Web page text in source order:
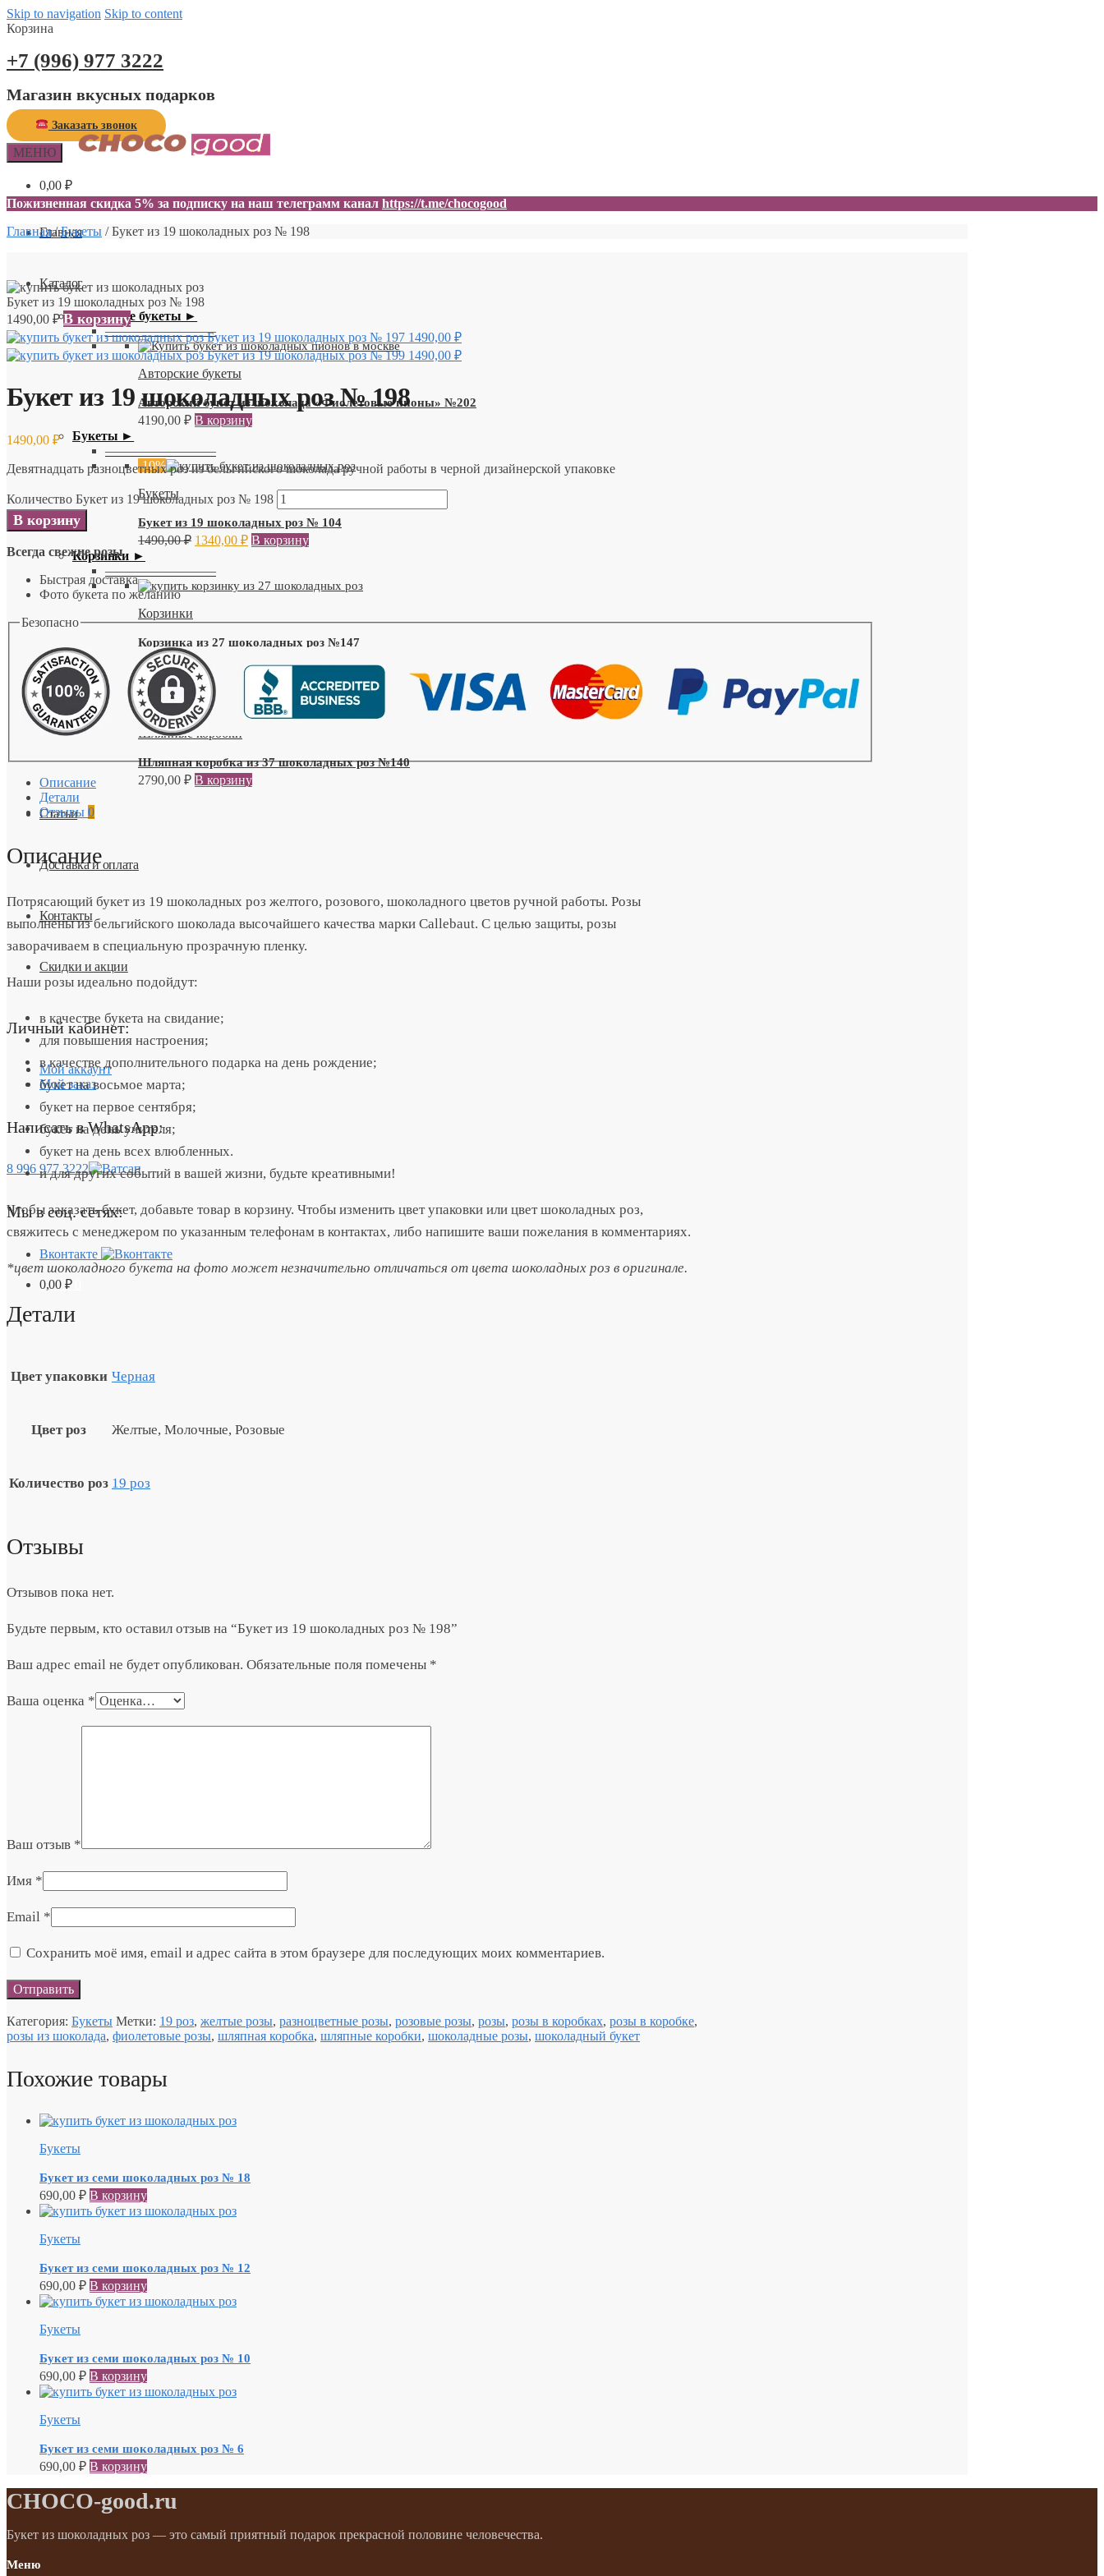
Skip to navigation Skip to content
Корзина
+7 (996) 977 3222
Магазин вкусных подарков
Заказать звонок
МЕНЮ
0,00 ₽
Главная
Каталог
Авторские букеты ►
—————————
Авторские букеты
Авторский букет из шоколада «Фиолетовые пионы» №202
4190,00 ₽ В корзину
Букеты ►
—————————
-10%
Букеты
Букет из 19 шоколадных роз № 104
1490,00₽ 1340,00 ₽ В корзину
Корзинки ►
—————————
Корзинки
Корзинка из 27 шоколадных роз №147
2190,00₽ В корзину
Шляпные коробки ►
—————————
Шляпные коробки
Шляпная коробка из 37 шоколадных роз №140
2790,00 ₽ В корзину
Статьи
Доставка и оплата
Контакты
Скидки и акции
Личный кабинет:
Мой аккаунт
Мой заказ
Написать в WhatsApp:
8 996 977 3222
Мы в соц. сетях:
Вконтакте
0,00 ₽
Пожизненная скидка 5% за подписку на наш телеграмм канал https://t.me/chocogood
Главная/Букеты /Букет из 19 шоколадных роз № 198
Букет из 19 шоколадных роз № 198
1490,00 ₽ В корзину
Букет из 19 шоколадных роз № 197 1490,00 ₽
Букет из 19 шоколадных роз № 199 1490,00 ₽
Букет из 19 шоколадных роз № 198
1490,00 ₽
Девятнадцать разноцветных роз из бельгийского шоколада ручной работы в черной дизайнерской упаковке
Количество Букет из 19 шоколадных роз № 198
В корзину
Всегда свежие розы
Быстрая доставка
Фото букета по желанию
Безопасно
Описание
Детали
Отзывы 0
Описание
Потрясающий букет из 19 шоколадных роз желтого, розового, шоколадного цветов ручной работы. Розы
выполнены из бельгийского шоколада высочайшего качества марки Callebaut. С целью защиты, розы
заворачиваем в специальную прозрачную пленку.
Наши розы идеально подойдут:
в качестве букета на свидание;
для повышения настроения;
в качестве дополнительного подарка на день рождение;
букет на восьмое марта;
букет на первое сентября;
букет на день учителя;
букет на день всех влюбленных.
и для других событий в вашей жизни, будьте креативными!
Чтобы заказать букет, добавьте товар в корзину. Чтобы изменить цвет упаковки или цвет шоколадных роз,
свяжитесь с менеджером по указанным телефонам в контактах, либо напишите ваши пожелания в комментариях.
*цвет шоколадного букета на фото может незначительно отличаться от цвета шоколадных роз в оригинале.
Детали
Цвет упаковки Черная
Цвет роз Желтые, Молочные, Розовые
Количество роз 19 роз
Отзывы
Отзывов пока нет.
Будьте первым, кто оставил отзыв на “Букет из 19 шоколадных роз № 198”
Ваш адрес email не будет опубликован. Обязательные поля помечены *
Ваша оценка *
Ваш отзыв *
Имя *
Email *
Сохранить моё имя, email и адрес сайта в этом браузере для последующих моих комментариев.
Категория: Букеты Метки: 19 роз, желтые розы, разноцветные розы, розовые розы, розы, розы в коробках, розы в коробке,
розы из шоколада, фиолетовые розы, шляпная коробка, шляпные коробки, шоколадные розы, шоколадный букет
Похожие товары
Букеты
Букет из семи шоколадных роз № 18
690,00 ₽ В корзину
Букеты
Букет из семи шоколадных роз № 12
690,00 ₽ В корзину
Букеты
Букет из семи шоколадных роз № 10
690,00 ₽ В корзину
Букеты
Букет из семи шоколадных роз № 6
690,00 ₽ В корзину
CHOCO-good.ru
Букет из шоколадных роз — это самый приятный подарок прекрасной половине человечества.
Меню